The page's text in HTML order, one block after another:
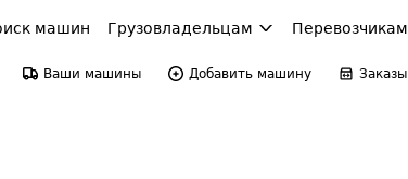
машин Грузовладельцам Перевозчикам
Ваши машины Добавить машину Заказы